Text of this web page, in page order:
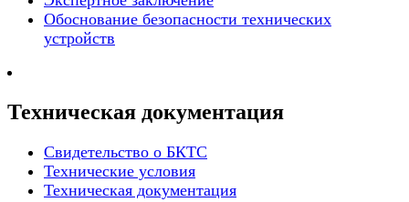
Обоснование безопасности технических
устройств
Техническая документация
Свидетельство о БКТС
Технические условия
Техническая документация